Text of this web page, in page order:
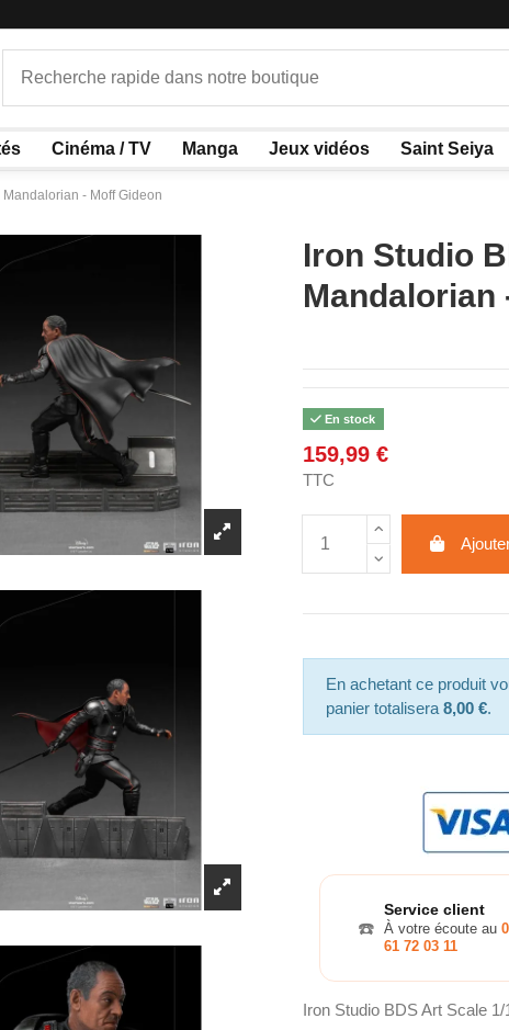
Cinéma / TV Manga Jeux vidéos Saint Seiya
- Moff Gideon
Iron Studio
Mandalorian
En stock
159,99 €
TTC
En achetant ce produit
panier totalisera 8,00 €.
☎️
Service client
À votre écoute au
61 72 03 11
Iron Studio BDS Art Scale